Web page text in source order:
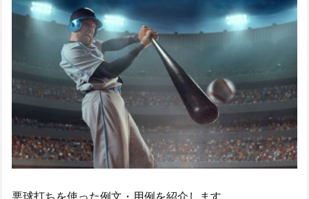
悪球打ちを使った例文・用例を紹介します。